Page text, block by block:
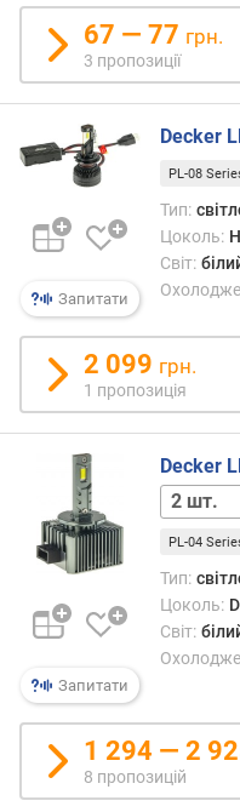
%
)
о
о
л
д
ж
н
н
я
67 — 77 грн.
3 пропозиції
Запитати
Decker
PL-08
Тип:
Цоколь:
Світ:
2 099 грн.
1 пропозиція
Запитати
Decker
1 шт.
PL-04
Тип:
Цоколь:
Світ:
1 294 — 2
8 пропозицій